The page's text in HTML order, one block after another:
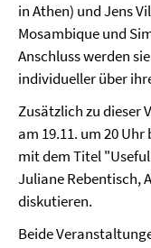
in Athen) und Jens
Mosambique und
Anschluss werden
individueller über
Zusätzlich zu dieser
am 19.11. um 20
mit dem Titel
Juliane Rebentisch,
diskutieren.
Beide